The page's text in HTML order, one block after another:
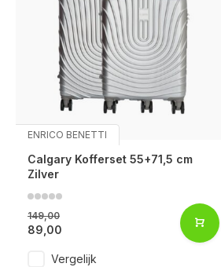
ENRICO BENETTI
Calgary Kofferset 55+71,5 cm
Zilver
149,00
89,00
Vergelijk